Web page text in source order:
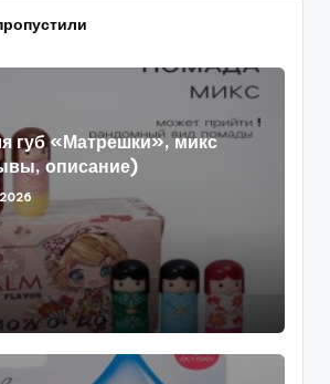
губ «Матрешки», микс
описание)